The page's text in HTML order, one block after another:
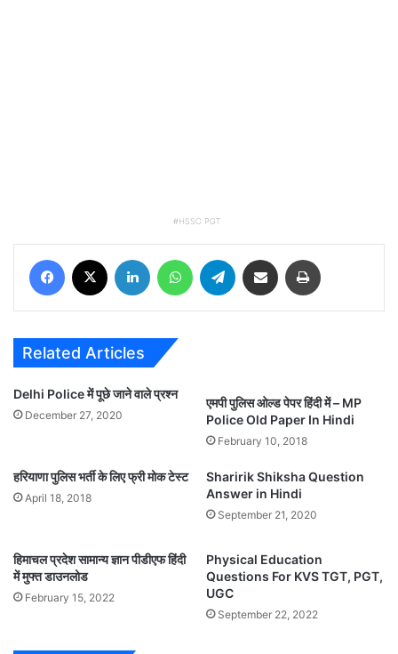
HSSC PGT
Facebook LinkedIn WhatsAppTelegram Share via Email
Related Articles
Delhi Police में पूछे जाने वाले प्रश्न
December 27, 2020
एमपी पुलिस ओल्ड पेपर हिंदी में – MP
Police Old Paper In Hindi
February 10, 2018
हरियाणा पुलिस भर्ती के लिए फ्री मोक टेस्ट
April 18, 2018
Sharirik Shiksha Question
Answer in Hindi
September 21, 2020
हिमाचल प्रदेश सामान्य ज्ञान पीडीएफ हिंदी
में मुफ्त डाउनलोड
February 15, 2022
Physical Education
Questions For KVS TGT, PGT,
UGC
September 22, 2022